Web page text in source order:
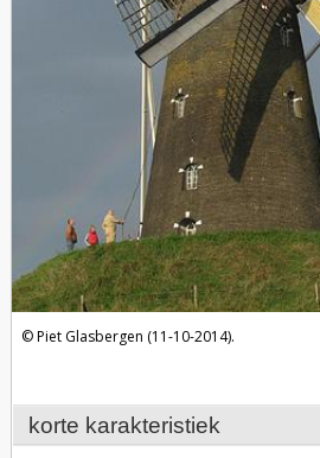
korte karakteristiek
Piet Glasbergen (11-10-2014).